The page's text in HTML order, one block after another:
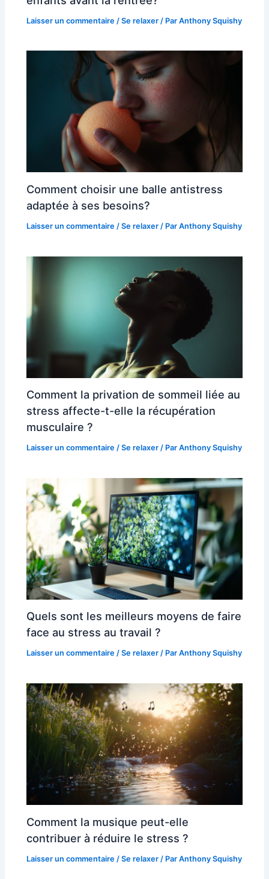
Laisser un commentaire /Se relaxer / ParAnthony Squishy
Comment choisir une balle antistress
adaptée à ses besoins?
Laisser un commentaire /Se relaxer / ParAnthony Squishy
Comment la privation de sommeil liée au
stress affecte-t-elle la récupération
musculaire ?
Laisser un commentaire /Se relaxer / ParAnthony Squishy
Quels sont les meilleurs moyens de faire
face au stress au travail ?
Laisser un commentaire /Se relaxer / ParAnthony Squishy
Comment la musique peut-elle
contribuer à réduire le stress ?
Laisser un commentaire /Se relaxer / ParAnthony Squishy